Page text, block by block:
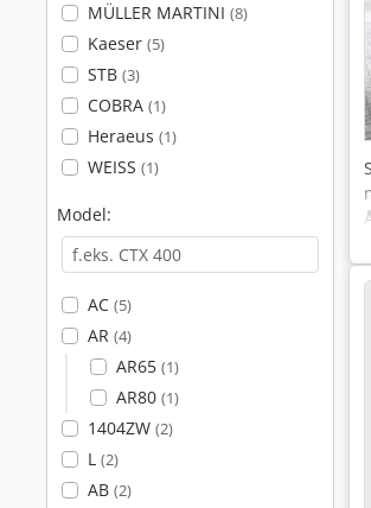
MÜLLER MARTINI (8)
Kaeser (5)
STB (3)
COBRA (1)
Heraeus (1)
WEISS (1)
Model:
AC (5)
AR (4)
AR65 (1)
AR80 (1)
1404ZW (2)
L (2)
AB (2)